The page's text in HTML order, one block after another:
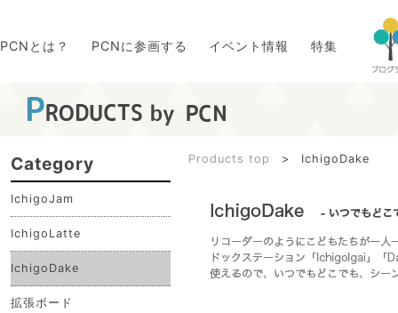
PCNとは？ PCNに参画する イベント情報 特集
Category
IchigoJam
IchigoLatte
IchigoDake
拡張ボード
Products top > IchigoDake